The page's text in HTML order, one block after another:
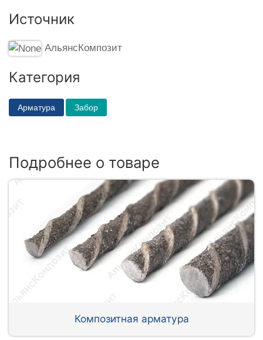
Источник
АльянсКомпозит
Категория
Арматура Забор
Подробнее о товаре
Композитная арматура